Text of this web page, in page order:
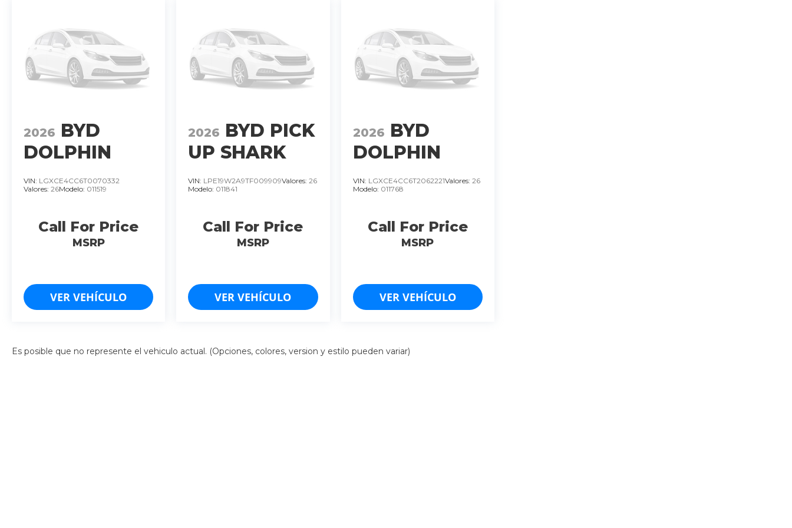
2026 BYD
DOLPHIN
MINI 380 KM.
IMPORTADO
MODELO
�
VIN: LGXCE4CC6T0070332
Valores: 26Modelo: 011519
Call For Price
MSRP
VER VEHÍCULO
2026 BYD PICK
UP SHARK
DM-O
HIBRIDO GS.
PLUG IN
HYBRID
1.47LTS. T/A.
4 CIL.
�
VIN: LPE19W2A9TF009909Valores:26
Modelo: 011841
Call For Price
MSRP
VER VEHÍCULO
2026 BYD
DOLPHIN
MINI 380 KM.
IMPORTADO
MODELO
�
VIN: LGXCE4CC6T2062221Valores: 26
Modelo: 011768
Call For Price
MSRP
VER VEHÍCULO
Es posible que no represente el vehiculo actual. (Opciones, colores, version y estilo pueden variar)